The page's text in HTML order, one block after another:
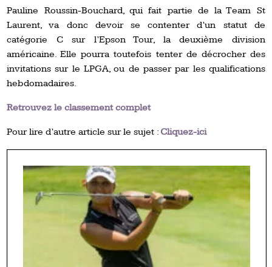
Pauline Roussin-Bouchard, qui fait partie de la Team St
Laurent, va donc devoir se contenter d’un statut de
catégorie C sur l’Epson Tour, la deuxième division
américaine. Elle pourra toutefois tenter de décrocher des
invitations sur le LPGA, ou de passer par les qualifications
hebdomadaires.
Retrouvez le classement complet
Pour lire d’autre article sur le sujet : Cliquez-ici